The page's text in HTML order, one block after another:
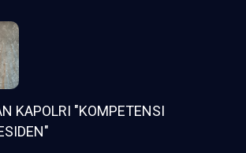
"KOMPETENSI